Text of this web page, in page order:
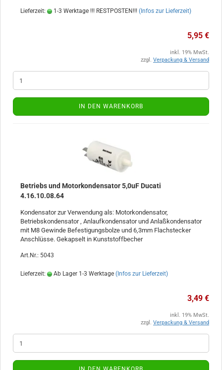
Lieferzeit: 1-3 Werktage !!! RESTPOSTEN!!! (Infos zur Lieferzeit)
5,95 €
inkl. 19% MwSt.
zzgl. Verpackung & Versand
IN DEN WARENKORB
Betriebs und Motorkondensator 5,0uF Ducati
4.16.10.08.64
Kondensator zur Verwendung als: Motorkondensator,
Betriebskondensator , Anlaufkondensator und Anlaßkondensator
mit M8 Gewinde Befestigungsbolze und 6,3mm Flachstecker
Anschlüsse. Gekapselt in Kunststoffbecher
Art.Nr.: 5043
Lieferzeit: Ab Lager 1-3 Werktage (Infos zur Lieferzeit)
3,49 €
inkl. 19% MwSt.
zzgl. Verpackung & Versand